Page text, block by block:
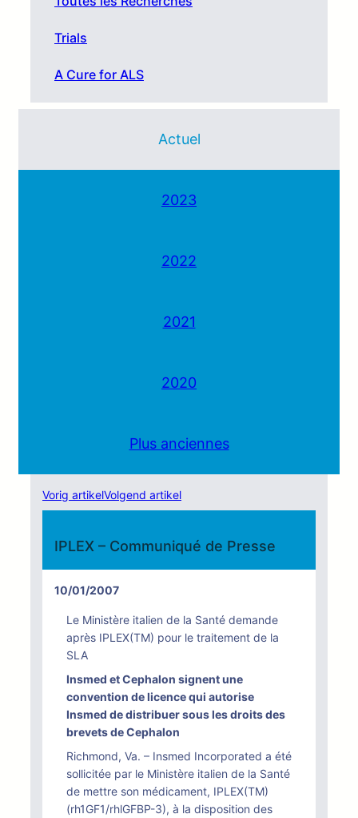
Trials
A Cure for ALS
Actuel
2023
2022
2021
2020
Plus anciennes
Vorig artikelVolgend artikel
IPLEX – Communiqué de Presse
10/01/2007
Le Ministère italien de la Santé demande
après IPLEX(TM) pour le traitement de la
SLA
Insmed et Cephalon signent une
convention de licence qui autorise
Insmed de distribuer sous les droits des
brevets de Cephalon
Richmond, Va. – Insmed Incorporated a été
sollicitée par le Ministère italien de la Santé
de mettre son médicament, IPLEX(TM)
(rh1GF1/rhlGFBP-3), à la disposition des